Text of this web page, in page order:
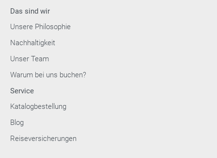
Das sind wir
Unsere Philosophie
Nachhaltigkeit
Unser Team
Warum bei uns buchen?
Service
Katalogbestellung
Blog
Reiseversicherungen